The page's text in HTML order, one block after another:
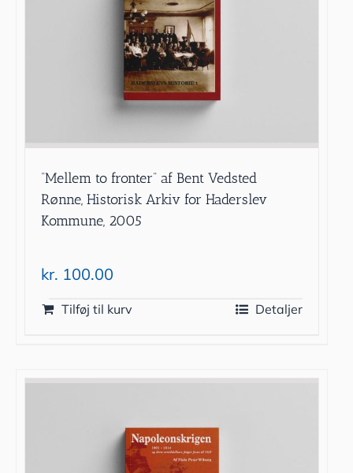
”Mellem to fronter” af Bent Vedsted
Rønne, Historisk Arkiv for Haderslev
Kommune, 2005
kr. 100.00
Tilføj til kurv Detaljer